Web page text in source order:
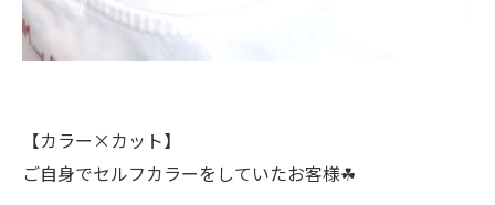
【カラー×カット】
ご自身でセルフカラーをしていたお客様☘︎